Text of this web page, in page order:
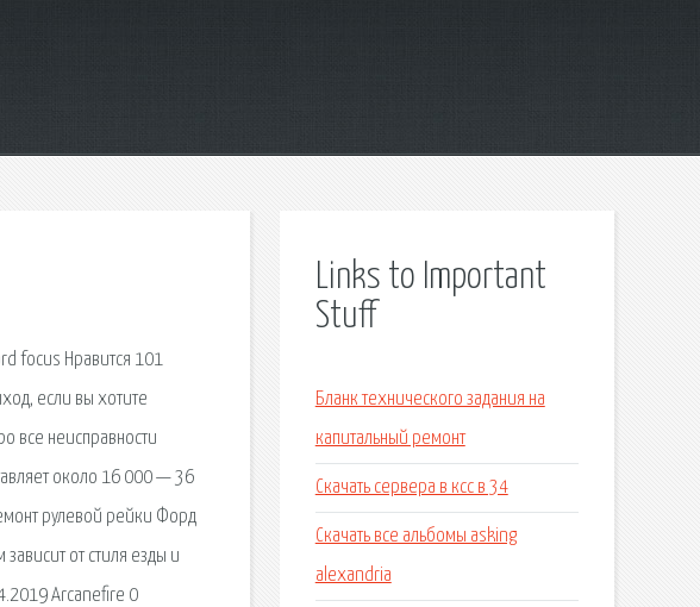
focus Нравится 101
если вы хотите
все неисправности
около 16 000 — 36
рулевой рейки Форд
от стиля езды и
Arcanefire 0
Links to Important
Stuff
Бланк технического задания на
капитальный ремонт
Скачать сервера в ксс в 34
Скачать все альбомы asking
alexandria